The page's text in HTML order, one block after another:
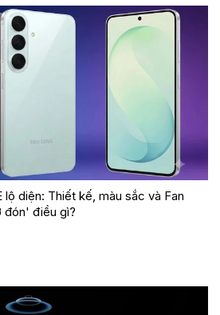
lộ diện: Thiết kế, màu sắc và Fan
đón' điều gì?